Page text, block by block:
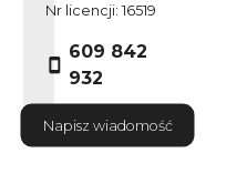
Nr licencji: 16519
609 842
932
Napisz wiadomość